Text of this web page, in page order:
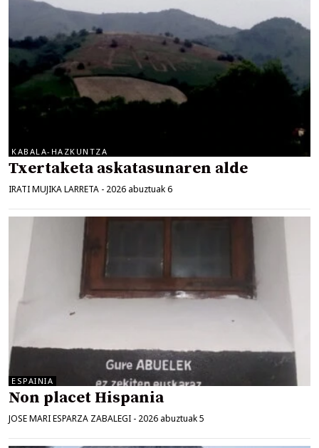
KABALA-HAZKUNTZA
Txertaketa askatasunaren alde
IRATI MUJIKA LARRETA - 2026 abuztuak 6
ESPAINIA
Non placet Hispania
JOSE MARI ESPARZA ZABALEGI - 2026 abuztuak 5